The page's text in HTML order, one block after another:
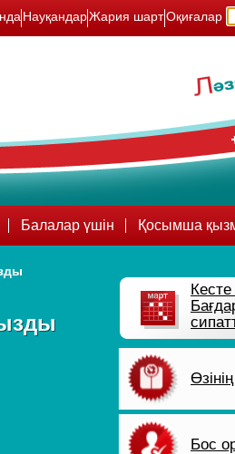
НауқандарЖария шартОқиғалар
Балалар үшін Қосымша
Бос